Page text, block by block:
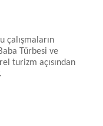
çalışmaların
Türbesi ve
turizm açısından